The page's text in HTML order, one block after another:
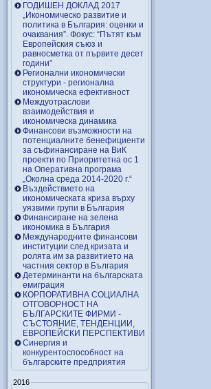
ГОДИШЕН ДОКЛАД 2017
„Икономическо развитие и
политика в България: оценки и
очаквания”. Фокус: “Пътят към
Европейския съюз и
равносметка от първите десет
години”
Регионални икономически
структури - регионална
икономическа ефективност
Междуотраслови
взаимодействия и
икономическа динамика
Финансови възможности на
потенциалните бенефициенти
за съфинансиране на ВиК
проекти по Приоритетна ос 1
на Оперативна програма
„Околна среда 2014-2020 г.“
Въздействието на
икономическата криза върху
уязвими групи в България
Финансиране на зелена
икономика в България
Международните финансови
институции след кризата и
ролята им за развитието на
частния сектор в България
Детерминанти на българската
емиграция
КОРПОРАТИВНА СОЦИАЛНА
ОТГОВОРНОСТ НА
БЪЛГАРСКИТЕ ФИРМИ -
СЪСТОЯНИЕ, ТЕНДЕНЦИИ,
ЕВРОПЕЙСКИ ПЕРСПЕКТИВИ
Синергия и
конкурентоспособност на
българските предприятия
2016